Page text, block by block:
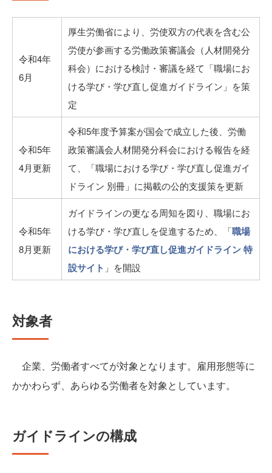
令和4年
6月
厚生労働省により、労使双方の代表を含む公
労使が参画する労働政策審議会（人材開発分
科会）における検討・審議を経て「職場にお
ける学び・学び直し促進ガイドライン」を策
定
令和5年
4月更新
令和5年度予算案が国会で成立した後、労働
政策審議会人材開発分科会における報告を経
て、「職場における学び・学び直し促進ガイ
ドライン 別冊」に掲載の公的支援策を更新
令和5年
8月更新
ガイドラインの更なる周知を図り、職場にお
ける学び・学び直しを促進するため、「職場
における学び・学び直し促進ガイドライン 特
設サイト 」を開設
対象者
企業、労働者すべてが対象となります。雇用形態等に
かかわらず、あらゆる労働者を対象としています。
ガイドラインの構成